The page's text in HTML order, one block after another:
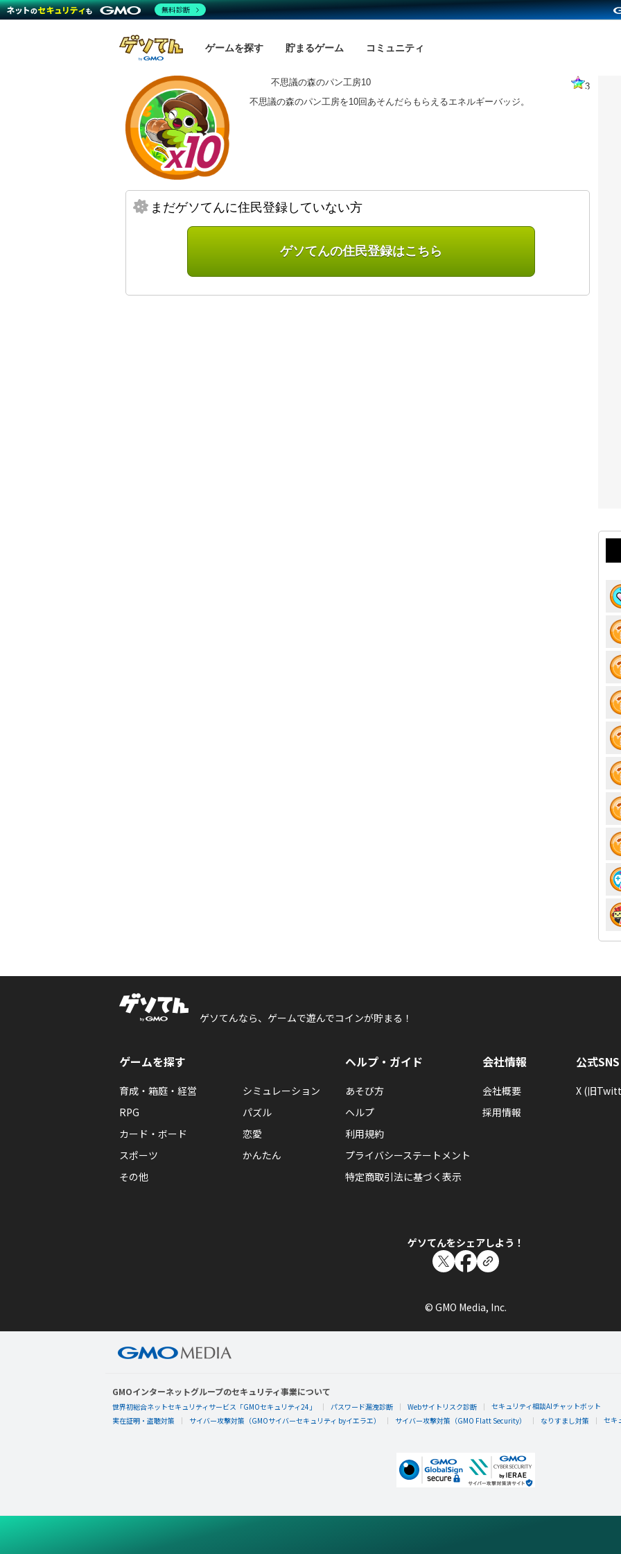
ゲームを探す 貯まるゲーム コミュニティ
不思議の森のパン工房10
3
不思議の森のパン工房を10回あそんだらもらえるエネルギーバッジ。
まだゲソてんに住民登録していない方
ゲソてんの住民登録はこちら
ゲソてんなら、ゲームで遊んでコインが貯まる！
ゲームを探す
育成・箱庭・経営
シミュレーション
RPG
パズル
カード・ボード
恋愛
スポーツ
かんたん
その他
ヘルプ・ガイド
あそび方
ヘルプ
利用規約
プライバシーステートメント
特定商取引法に基づく表示
会社情報
会社概要
採用情報
公式SNS
X (旧
ゲソてんをシェアしよう！
© GMO Media, Inc.
GMOインターネットグループのセキュリティ事業について
世界初総合ネットセキュリティサービス「GMOセキュリティ24」 パスワード漏洩診断 Webサイトリスク診断
セキュリティ相談AIチャットボット
実在証明・盗聴対策
サイバー攻撃対策（GMOサイバーセキュリティ byイエラエ） サイバー攻撃対策（GMO Flatt Security） なりすまし対策 セキ
無料診断